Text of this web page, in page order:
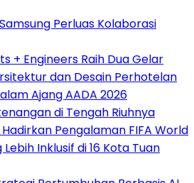
Perluas Kolaborasi
+ Engineers Raih Dua Gelar
dan Desain Perhotelan
Ajang AADA 2026
di Tengah Riuhnya
Pengalaman FIFA World
Inklusif di 16 Kota Tuan